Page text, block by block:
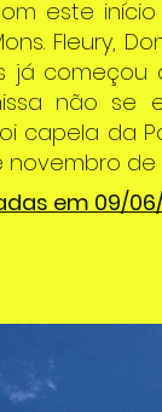
este
Fleury,
já
não se
capela da
de
em 09/